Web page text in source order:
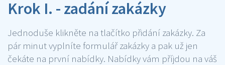
Krok I. - zadání zakázky
Jednoduše klikněte na tlačítko přidání zakázky. Za
pár minut vyplníte formulář zakázky a pak už jen
čekáte na první nabídky. Nabídky vám příjdou na váš